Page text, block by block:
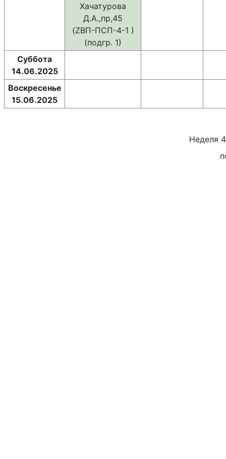
Хачатурова
Д.А.,пр,45
(ZВП-ПСП-4-1 )
(подгр. 1)
Суббота
14.06.2025
Воскресенье
15.06.2025
Неделя